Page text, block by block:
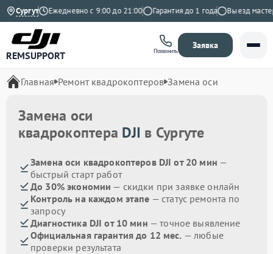
Сургут
Яндекс Ежедневно с 9:00 до 21:00 Гарантия до 1 года Выезд мастера
REMSUPPORT Позвонить
Заявка
Главная Ремонт квадрокоптеров Замена оси
Замена оси
квадрокоптера DJI в Сургуте
Замена оси квадрокоптеров DJI от 20 мин —
быстрый старт работ
До 30% экономии — скидки при заявке онлайн
Контроль на каждом этапе — статус ремонта по
запросу
Диагностика DJI от 10 мин — точное выявление
Официальная гарантия до 12 мес. — любые
проверки результата